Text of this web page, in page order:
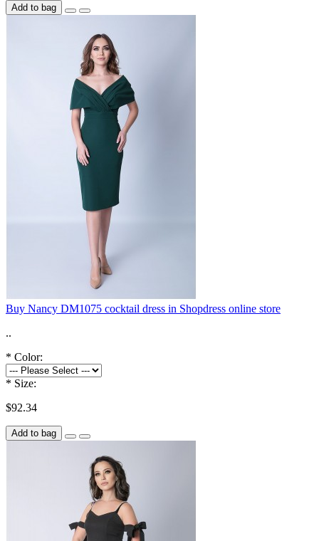
Add to bag
Buy Nancy DM1075 cocktail dress in Shopdress online store
..
* Color:
* Size:
$92.34
Add to bag